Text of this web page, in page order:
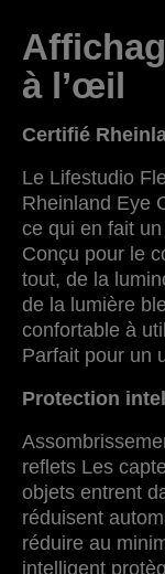
à l’œil
Certifié
Le Lifestudio
Rheinland Eye
ce qui en fait
Conçu pour le
tout, de la
de la lumière
confortable à
Parfait pour un
Protection
reflets Les
objets entrent
réduisent
réduire au
intelligent